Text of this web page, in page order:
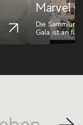
Marvel
Die
Gala ist an